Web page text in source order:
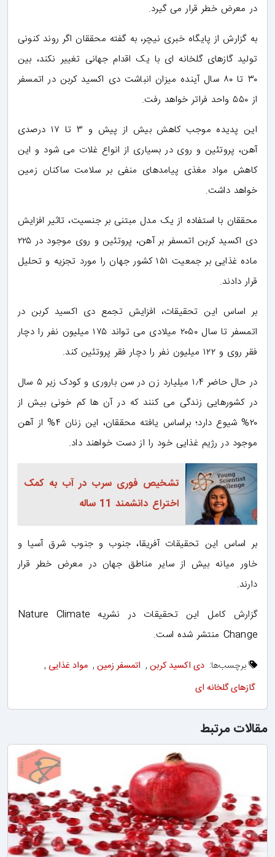
در معرض خطر قرار می گیرد.
به گزارش از پایگاه خبری نیچر، به گفته محققان اگر روند کنونی
تولید گازهای گلخانه ای با یک اقدام جهانی تغییر نکند، بین
۳۰ تا ۸۰ سال آینده میزان انباشت دی اکسید کربن در اتمسفر
از ۵۵۰ واحد فراتر خواهد رفت.
این پدیده موجب کاهش بیش از پیش و ۳ تا ۱۷ درصدی
آهن، پروتئین و روی در بسیاری از انواع غلات می شود و این
کاهش مواد مغذی پیامدهای منفی بر سلامت ساکنان زمین
خواهد داشت.
محققان با استفاده از یک مدل مبتنی بر جنسیت، تاثیر افزایش
دی اکسید کربن اتمسفر بر آهن، پروتئین و روی موجود در ۲۲۵
ماده غذایی بر جمعیت ۱۵۱ کشور جهان را مورد تجزیه و تحلیل
قرار دادند.
بر اساس این تحقیقات، افزایش تجمع دی اکسید کربن در
اتمسفر تا سال ۲۰۵۰ میلادی می تواند ۱۷۵ میلیون نفر را دچار
فقر روی و ۱۲۲ میلیون نفر را دچار فقر پروتئین کند.
در حال حاضر ۱٫۴ میلیارد زن در سن باروری و کودک زیر ۵ سال
در کشورهایی زندگی می کنند که در آن ها کم خونی بیش از
۲۰% شیوع دارد؛ براساس یافته محققان، این زنان ۴% از آهن
موجود در رژیم غذایی خود را از دست خواهند داد.
تشخیص فوری سرب در آب به کمک
اختراع دانشمند 11 ساله
بر اساس این تحقیقات آفریقا، جنوب و جنوب شرق آسیا و
خاور میانه بیش از سایر مناطق جهان در معرض خطر قرار
دارند.
گزارش کامل این تحقیقات در نشریه Nature Climate
Change منتشر شده است.
برچسب‌ها: دی اکسید کربن , اتمسفر زمین , مواد غذایی ,
گازهای گلخانه ای
مقالات مرتبط